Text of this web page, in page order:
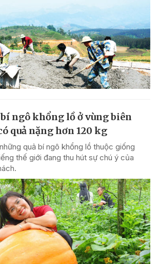
ngô khổng lồ ở vùng biên
quả nặng hơn 120 kg
quả bí ngô khổng lồ thuộc giống
thế giới đang thu hút sự chú ý của